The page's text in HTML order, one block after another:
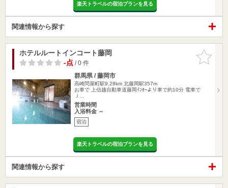
楽天トラベルの宿泊プランを見る
関連情報から探す
お気に入
りに追加
ホテルルートインコート藤岡
-点/ 0 件
群馬県 / 藤岡市
高崎問屋町駅9.28km 北藤岡駅357m
お車で 上信越自動車道藤岡ｲﾝﾀｰより車で約10分 電車で
Ｊ…
営業時間
入浴料金 ～
宿泊
楽天トラベルの宿泊プランを見る
関連情報から探す